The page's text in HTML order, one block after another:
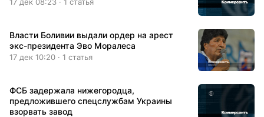
Власти Боливии выдали ордер на арест
экс-президента Эво Моралеса
17 дек 10:20 · 1 статья
ФСБ задержала нижегородца,
предложившего спецслужбам Украины
взорвать завод